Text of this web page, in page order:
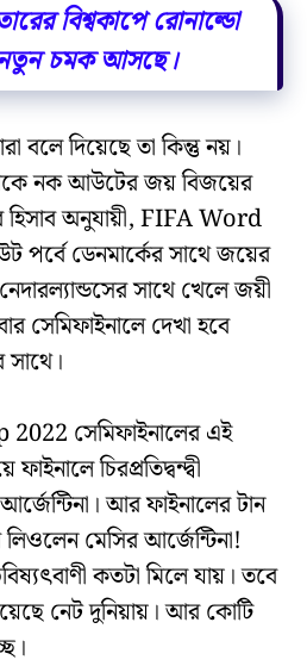
বিশ্বকাপে রোনাল্ডো
নতুন চমক আসছে।
বলে দিয়েছে তা কিন্তু নয়।
নক আউটের জয় বিজয়ের
হিসাব অনুযায়ী, FIFA Word
ডেনমার্কের সাথে জয়ের
সাথে খেলে জয়ী
সেমিফাইনালে দেখা হবে
সাথে।
সেমিফাইনালের এই
চিরপ্রতিদ্বন্দ্বী
আর ফাইনালের টান
মেসির আর্জেন্টিনা!
কতটা মিলে যায়। তবে
নেট দুনিয়ায়। আর কোটি